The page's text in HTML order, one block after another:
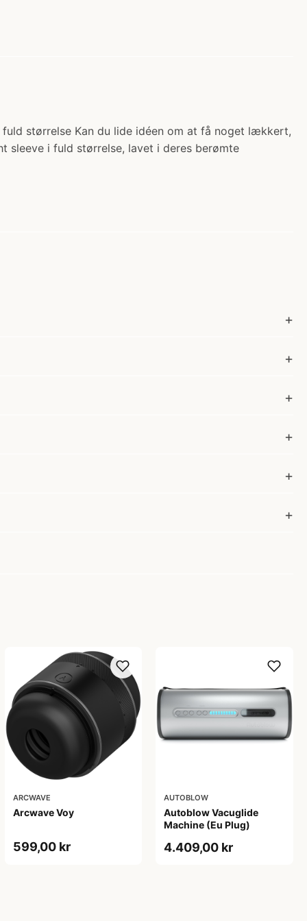
størrelse Kan du lide idéen om at få noget lækkert,
sleeve i fuld størrelse, lavet i deres berømte
ARCWAVE
Arcwave Voy
599,00 kr
AUTOBLOW
Autoblow Vacuglide
Machine (Eu Plug)
4.409,00 kr